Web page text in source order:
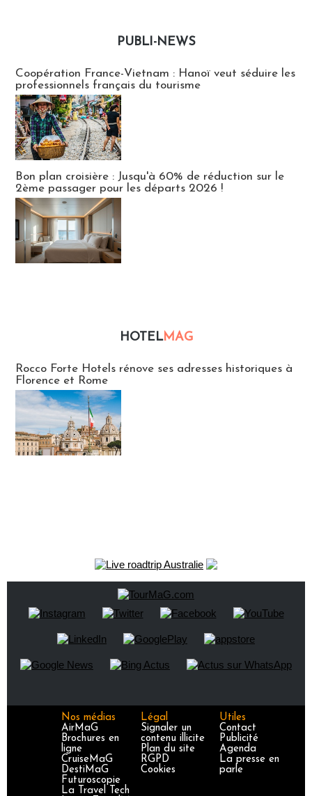
PUBLI-NEWS
Coopération France-Vietnam : Hanoï veut séduire les
professionnels français du tourisme
Bon plan croisière : Jusqu'à 60% de réduction sur le
2ème passager pour les départs 2026 !
HOTELMAG
Rocco Forte Hotels rénove ses adresses historiques à
Florence et Rome
Nos médias
AirMaG
Brochures en
ligne
CruiseMaG
DestiMaG
Futuroscopie
La Travel Tech
Légal
Signaler un
contenu illicite
Plan du site
RGPD
Cookies
Utiles
Contact
Publicité
Agenda
La presse en
parle